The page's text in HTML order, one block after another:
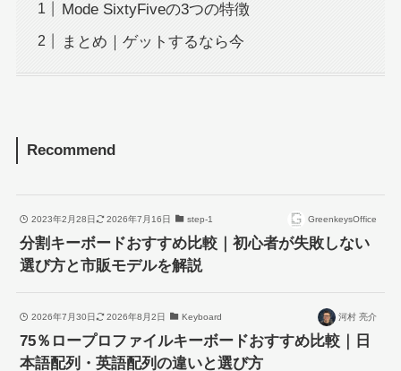
Mode SixtyFiveの3つの特徴
まとめ｜ゲットするなら今
Recommend
2023年2月28日 2026年7月16日 step-1 GreenkeysOffice
分割キーボードおすすめ比較｜初心者が失敗しない
選び方と市販モデルを解説
2026年7月30日 2026年8月2日 Keyboard 河村 亮介
75％ロープロファイルキーボードおすすめ比較｜日
本語配列・英語配列の違いと選び方